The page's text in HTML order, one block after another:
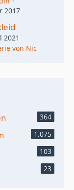
2017
2021
von Nic
364
1.075
103
23